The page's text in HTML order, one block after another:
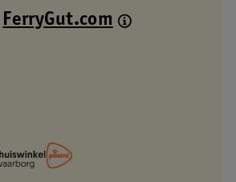
FerryGut.com